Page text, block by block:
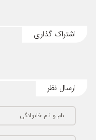
اشتراک گذاری
ارسال نظر
نام و نام خانوادگی